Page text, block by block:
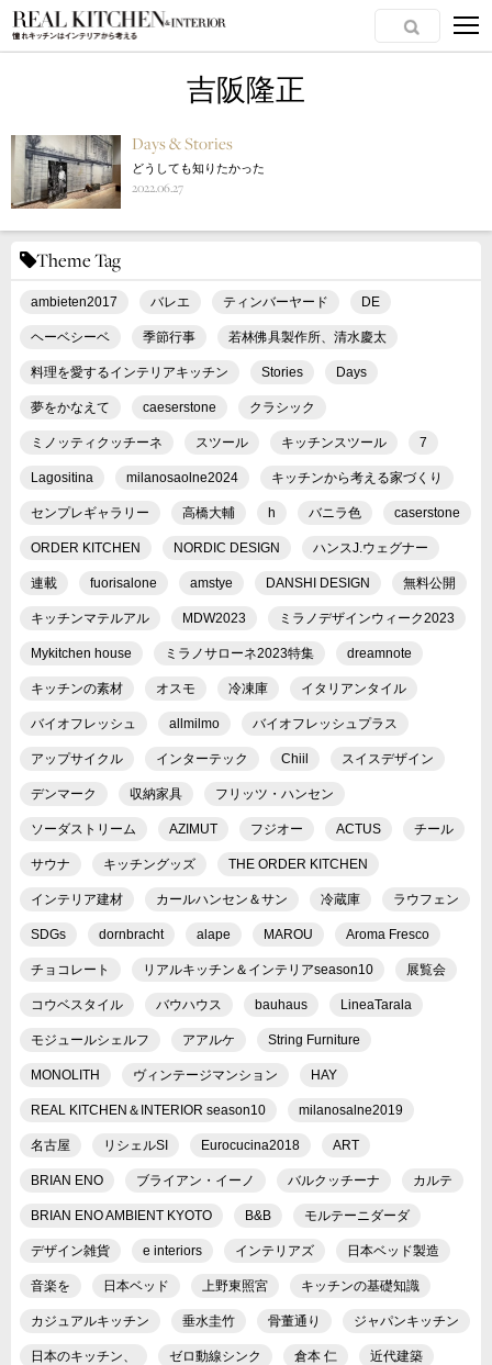
吉阪隆正
Days & Stories
どうしても知りたかった
2022.06.27
Theme Tag
ambieten2017 バレエ ティンバーヤード DE
ヘーベシーベ 季節行事 若林佛具製作所、清水慶太
料理を愛するインテリアキッチン Stories Days
夢をかなえて caeserstone クラシック
ミノッティクッチーネ スツール キッチンスツール 7
Lagositina milanosaolne2024 キッチンから考える家づくり
センプレギャラリー 高橋大輔 h バニラ色 caserstone
ORDER KITCHEN NORDIC DESIGN ハンスJ.ウェグナー
連載 fuorisalone amstye DANSHI DESIGN 無料公開
キッチンマテルアル MDW2023 ミラノデザインウィーク2023
Mykitchen house ミラノサローネ2023特集 dreamnote
キッチンの素材 オスモ 冷凍庫 イタリアンタイル
バイオフレッシュ allmilmo バイオフレッシュプラス
アップサイクル インターテック Chiil スイスデザイン
デンマーク 収納家具 フリッツ・ハンセン
ソーダストリーム AZIMUT フジオー ACTUS チール
サウナ キッチングッズ THE ORDER KITCHEN
インテリア建材 カールハンセン＆サン 冷蔵庫 ラウフェン
SDGs dornbracht alape MAROU Aroma Fresco
チョコレート リアルキッチン＆インテリアseason10 展覧会
コウベスタイル バウハウス bauhaus LineaTarala
モジュールシェルフ アアルケ String Furniture
MONOLITH ヴィンテージマンション HAY
REAL KITCHEN＆INTERIOR season10 milanosalne2019
名古屋 リシェルSI Eurocucina2018 ART
BRIAN ENO ブライアン・イーノ バルクッチーナ カルテ
BRIAN ENO AMBIENT KYOTO B&B モルテーニダーダ
デザイン雑貨 e interiors インテリアズ 日本ベッド製造
音楽を 日本ベッド 上野東照宮 キッチンの基礎知識
カジュアルキッチン 垂水圭竹 骨董通り ジャパンキッチン
日本のキッチン、 ゼロ動線シンク 倉本 仁 近代建築